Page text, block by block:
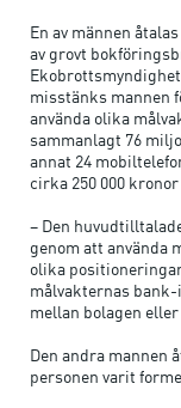
En av männen
av grovt
misstänks mannen
använda olika
sammanlagt 76
annat 24
cirka 250 000
– Den
genom att använda
olika
målvakternas
mellan bolagen
Den andra mannen
personen varit